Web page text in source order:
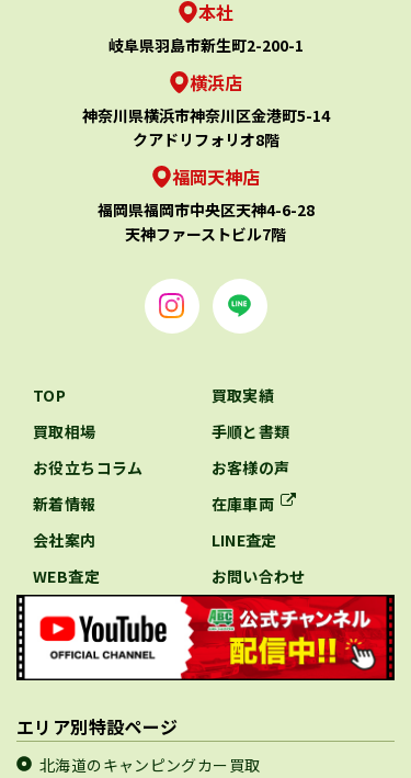
本社
岐阜県羽島市新生町2-200-1
横浜店
神奈川県横浜市神奈川区金港町5-14
クアドリフォリオ8階
福岡天神店
福岡県福岡市中央区天神4-6-28
天神ファーストビル7階
TOP
買取実績
買取相場
手順と書類
お役立ちコラム
お客様の声
新着情報
在庫車両
会社案内
LINE査定
WEB査定
お問い合わせ
エリア別特設ページ
北海道のキャンピングカー買取